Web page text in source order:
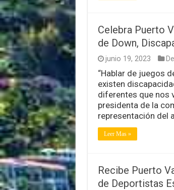
Celebra Puerto
de Down,
junio 19, 2023
“Hablar de juegos
existen
diferentes que nos
presidenta de la
representación del
Leer Mas »
Recibe Puerto
de Deportistas